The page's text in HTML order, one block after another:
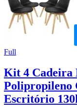
Full
Kit 4 Cadeira
Polipropileno
Escritório